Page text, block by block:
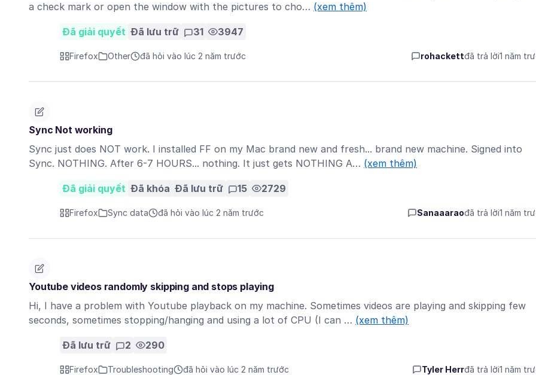
a check mark or open the window with the pictures to cho… (xem thêm)
Đã giải quyết Đã lưu trữ 31 3947
Firefox Other đã hỏi vào lúc 2 năm trước rohackettđã trả lời1 năm
Sync Not working
Sync just does NOT work. I installed FF on my Mac brand new and fresh... brand new machine. Signed into
Sync. NOTHING. After 6-7 HOURS... nothing. It just gets NOTHING A… (xem thêm)
Đã giải quyết Đã khóa Đã lưu trữ 15 2729
Firefox Sync data đã hỏi vào lúc 2 năm trước Sanaaaraođã trả lời1 năm
Youtube videos randomly skipping and stops playing
Hi, I have a problem with Youtube playback on my machine. Sometimes videos are playing and skipping few
seconds, sometimes stopping/hanging and using a lot of CPU (I can … (xem thêm)
Đã lưu trữ 2 290
Firefox Troubleshooting đã hỏi vào lúc 2 năm trước Tyler Herrđã trả lời1 năm